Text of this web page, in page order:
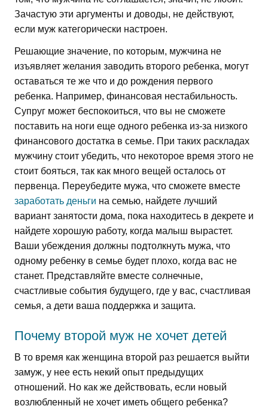
Зачастую эти аргументы и доводы, не действуют,
если муж категорически настроен.
Решающие значение, по которым, мужчина не
изъявляет желания заводить второго ребенка, могут
оставаться те же что и до рождения первого
ребенка. Например, финансовая нестабильность.
Супруг может беспокоиться, что вы не сможете
поставить на ноги еще одного ребенка из-за низкого
финансового достатка в семье. При таких раскладах
мужчину стоит убедить, что некоторое время этого не
стоит бояться, так как много вещей осталось от
первенца. Переубедите мужа, что сможете вместе
заработать деньги на семью, найдете лучший
вариант занятости дома, пока находитесь в декрете и
найдете хорошую работу, когда малыш вырастет.
Ваши убеждения должны подтолкнуть мужа, что
одному ребенку в семье будет плохо, когда вас не
станет. Представляйте вместе солнечные,
счастливые события будущего, где у вас, счастливая
семья, а дети ваша поддержка и защита.
Почему второй муж не хочет детей
В то время как женщина второй раз решается выйти
замуж, у нее есть некий опыт предыдущих
отношений. Но как же действовать, если новый
возлюбленный не хочет иметь общего ребенка?